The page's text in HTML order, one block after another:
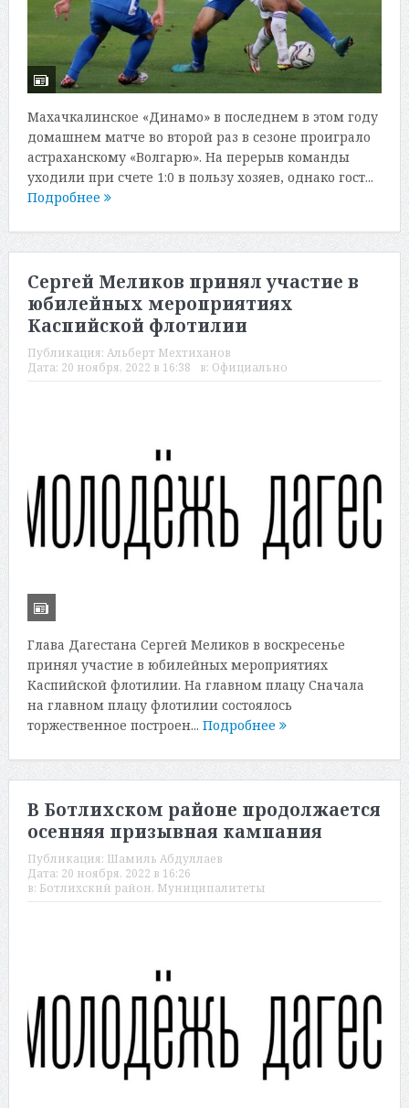
Махачкалинское «Динамо» в последнем в этом году
домашнем матче во второй раз в сезоне проиграло
астраханскому «Волгарю». На перерыв команды
уходили при счете 1:0 в пользу хозяев, однако гост...
Подробнее
Сергей Меликов принял участие в
юбилейных мероприятиях
Каспийской флотилии
Публикация: Альберт Мехтиханов
Дата: 20 ноября, 2022 в 16:38 в: Официально
Глава Дагестана Сергей Меликов в воскресенье
принял участие в юбилейных мероприятиях
Каспийской флотилии. На главном плацу Сначала
на главном плацу флотилии состоялось
торжественное построен... Подробнее
В Ботлихском районе продолжается
осенняя призывная кампания
Публикация: Шамиль Абдуллаев
Дата: 20 ноября, 2022 в 16:26
в: Ботлихский район, Муниципалитеты